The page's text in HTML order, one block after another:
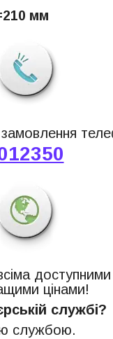
мм
цінами!
службі?
службою.